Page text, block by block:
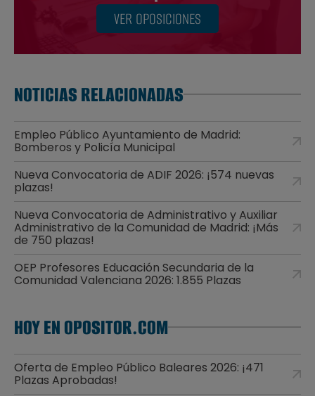
VER OPOSICIONES
NOTICIAS RELACIONADAS
Empleo Público Ayuntamiento de Madrid:
Bomberos y Policía Municipal
Nueva Convocatoria de ADIF 2026: ¡574 nuevas
plazas!
Nueva Convocatoria de Administrativo y Auxiliar
Administrativo de la Comunidad de Madrid: ¡Más
de 750 plazas!
OEP Profesores Educación Secundaria de la
Comunidad Valenciana 2026: 1.855 Plazas
HOY EN OPOSITOR.COM
Oferta de Empleo Público Baleares 2026: ¡471
Plazas Aprobadas!